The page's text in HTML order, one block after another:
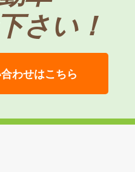
さい！
わせはこちら